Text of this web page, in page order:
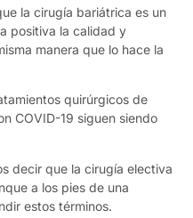
la cirugía bariátrica es un
positiva la calidad y
manera que lo hace la
quirúrgicos de
COVID-19 siguen siendo
decir que la cirugía electiva
a los pies de una
estos términos.